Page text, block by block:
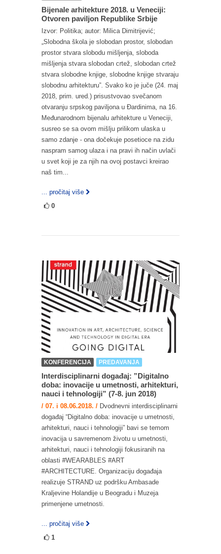
Bijenale arhitekture 2018. u Veneciji:
Otvoren paviljon Republike Srbije
Izvor: Politika; autor: Milica Dimitrijević;
„Slobodna škola je slobodan prostor, slobodan
prostor stvara slobodu mišljenja, sloboda
mišljenja stvara slobodan crtež, slobodan crtež
stvara slobodne knjige, slobodne knjige stvaraju
slobodnu arhitekturu”. Svako ko je juče (24. maj
2018, prim. ured.) prisustvovao svečanom
otvaranju srpskog paviljona u Đardinima, na 16.
Međunarodnom bijenalu arhitekture u Veneciji,
susreo se sa ovom mišlju prilikom ulaska u
samo zdanje - ona dočekuje posetioce na zidu
naspram samog ulaza i na pravi ih način uvlači
u svet koji je za njih na ovoj postavci kreirao
naš tim...
... pročitaj više
0
KONFERENCIJA PREDAVANJA
Interdisciplinarni događaj: ”Digitalno
doba: inovacije u umetnosti, arhitekturi,
nauci i tehnologiji” (7-8. jun 2018)
/ 07. i 08.06.2018. / Dvodnevni interdisciplinarni
događaj “Digitalno doba: inovacije u umetnosti,
arhitekturi, nauci i tehnologiji” bavi se temom
inovacija u savremenom životu u umetnosti,
arhitekturi, nauci i tehnologiji fokusiranih na
oblasti #WEARABLES #ART
#ARCHITECTURE. Organizaciju događaja
realizuje STRAND uz podršku Ambasade
Kraljevine Holandije u Beogradu i Muzeja
primenjene umetnosti.
... pročitaj više
1